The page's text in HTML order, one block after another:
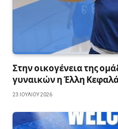
Στην οικογένεια της
γυναικών η Έλλη
23 ΙΟΥΛΊΟΥ 2026